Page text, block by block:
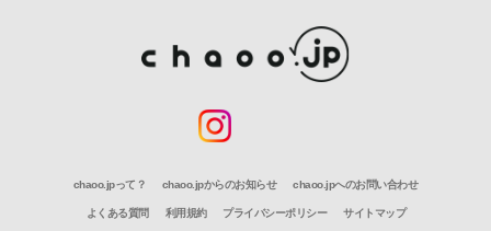
chaoo.jpって？ chaoo.jpからのお知らせ chaoo.jpへのお問い合わせ
よくある質問 利用規約 プライバシーポリシー サイトマップ